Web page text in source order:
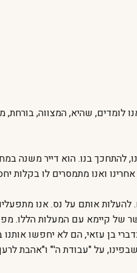
לומדים, שהיא, המצווה, בורחת,
להתחכך בנו. הוא דייר משנה
ואנו מתמסרים לו בקלות
אותם על נס. אנו
של קיימא עם המעלות הללו.
בן עזאי, הם לא יחפשו אותנו
על "עבודת ה'" ו"אהבת